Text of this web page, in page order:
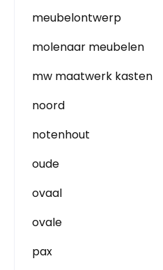
meubelontwerp
molenaar meubelen
mw maatwerk kasten
noord
notenhout
oude
ovaal
ovale
pax